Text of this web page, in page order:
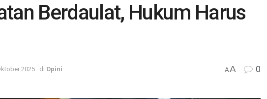
Berdaulat, Hukum Harus
2025 di Opini AA 0